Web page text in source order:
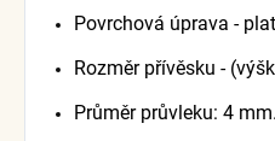
Povrchová úprava -
Rozměr přívěsku -
Průměr průvleku: 4 mm.